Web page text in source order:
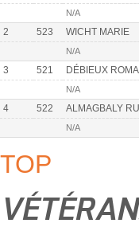
N/A
2 523 WICHT MARIE
N/A
3 521 DÉBIEUX
N/A
4 522 ALMAGBALY
N/A
TOP